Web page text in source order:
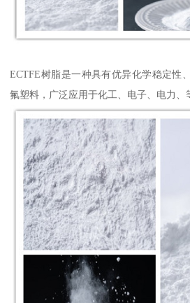
ECTFE树脂是一种具有优异化学稳定性
氟塑料，广泛应用于化工、电子、电力、